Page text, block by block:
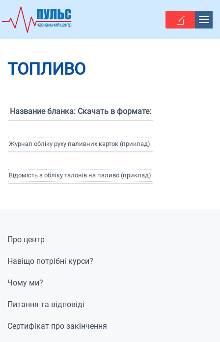
Skip to main content
ТОПЛИВО
Название бланка: Скачать в формате:
Журнал обліку руху паливних карток (приклад)
Відомість з обліку талонів на паливо (приклад)
Про центр
Навіщо потрібні курси?
Чому ми?
Питання та відповіді
Сертифікат про закінчення